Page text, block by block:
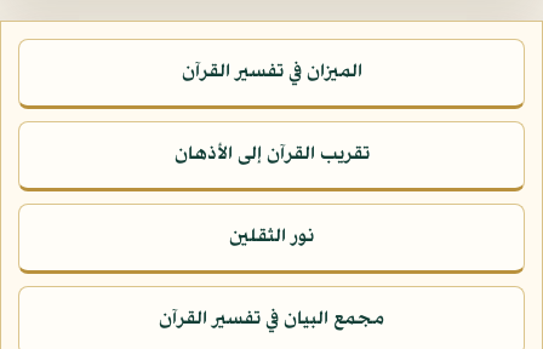
الميزان في تفسير القرآن
تقريب القرآن إلى الأذهان
نور الثقلين
مجمع البيان في تفسير القرآن